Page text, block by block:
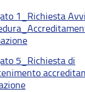
1_Richiesta
5_Richiesta di